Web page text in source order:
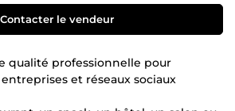
Contacter le vendeur
qualité professionnelle pour
et réseaux sociaux